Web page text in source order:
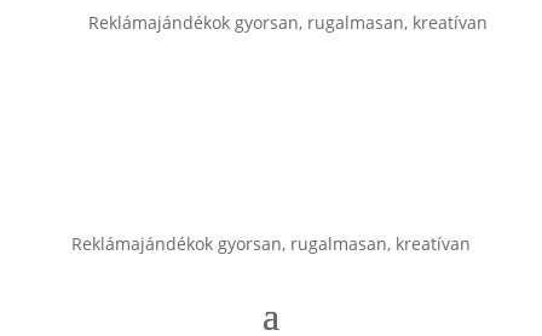
Reklámajándékok gyorsan, rugalmasan, kreatívan
Reklámajándékok gyorsan, rugalmasan, kreatívan